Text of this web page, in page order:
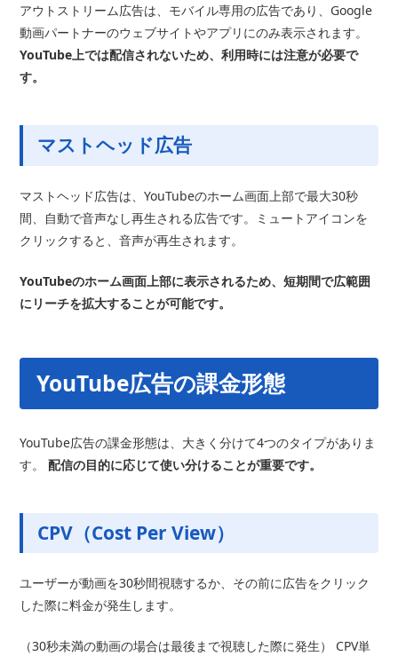
アウトストリーム広告は、モバイル専用の広告であり、Google
動画パートナーのウェブサイトやアプリにのみ表示されます。
YouTube上では配信されないため、利用時には注意が必要で
す。
マストヘッド広告
マストヘッド広告は、YouTubeのホーム画面上部で最大30秒
間、自動で音声なし再生される広告です。ミュートアイコンを
クリックすると、音声が再生されます。
YouTubeのホーム画面上部に表示されるため、短期間で広範囲
にリーチを拡大することが可能です。
YouTube広告の課金形態
YouTube広告の課金形態は、大きく分けて4つのタイプがありま
す。配信の目的に応じて使い分けることが重要です。
CPV（Cost Per View）
ユーザーが動画を30秒間視聴するか、その前に広告をクリック
した際に料金が発生します。
（30秒未満の動画の場合は最後まで視聴した際に発生） CPV単